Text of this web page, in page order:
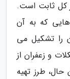
کل ثابت است.
که به آن
را تشکیل می
و زعفران از
طرز تهیه